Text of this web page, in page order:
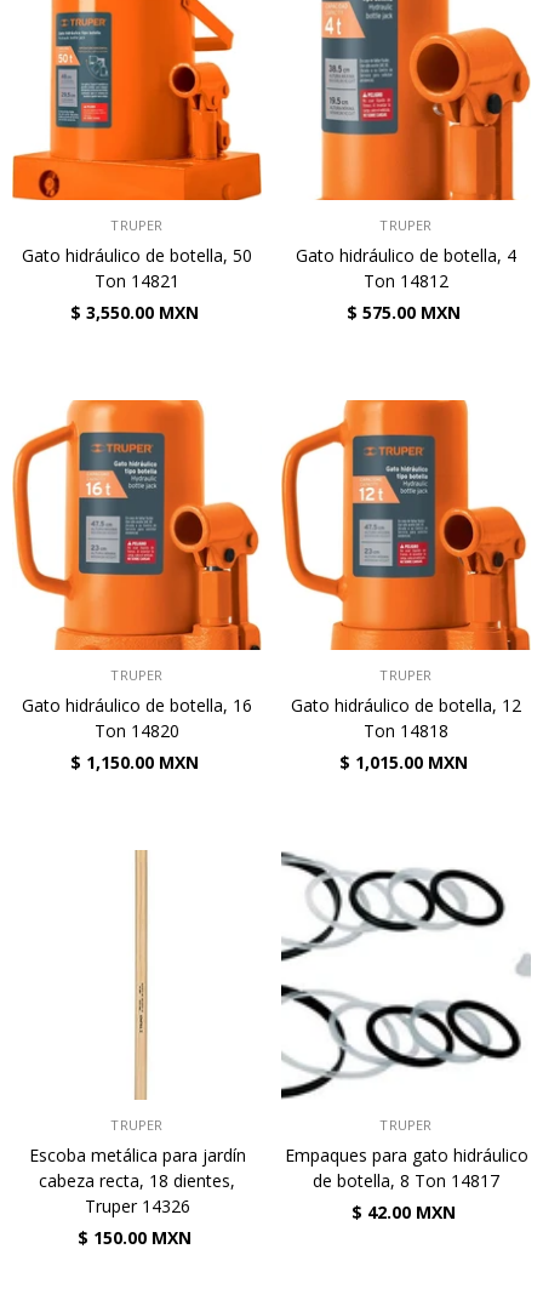
TRUPER
Gato hidráulico de botella, 50
Ton 14821
$ 3,550.00 MXN
TRUPER
Gato hidráulico de botella, 4
Ton 14812
$ 575.00 MXN
TRUPER
Gato hidráulico de botella, 16
Ton 14820
$ 1,150.00 MXN
TRUPER
Gato hidráulico de botella, 12
Ton 14818
$ 1,015.00 MXN
TRUPER
Escoba metálica para jardín
cabeza recta, 18 dientes,
Truper 14326
$ 150.00 MXN
TRUPER
Empaques para gato hidráulico
de botella, 8 Ton 14817
$ 42.00 MXN